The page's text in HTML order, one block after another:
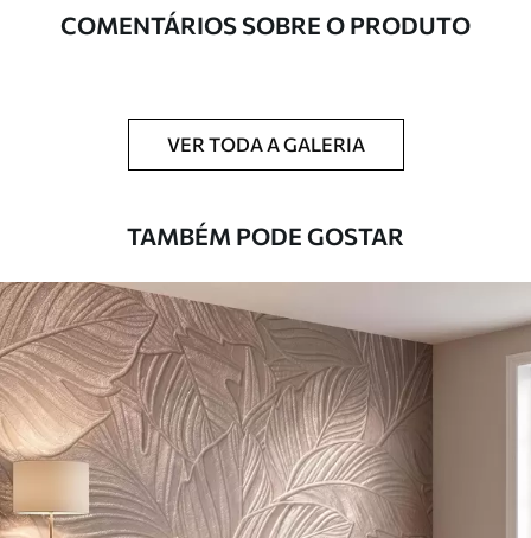
Adicionalmente
Disponível com revestimento de verniz
esponja macia. Murais de parede com
revestimento de verniz podem ser limpos
Aplicação perfeita
Materiais disponíveis
Standard
45.0027.00 €/m²
Premium
COMENTÁRIOS SOBRE O PRODUTO
VER TODA A GALERIA
TAMBÉM PODE GOSTAR